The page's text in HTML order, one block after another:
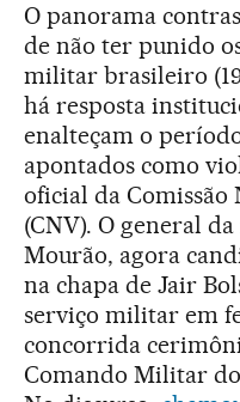
O panorama
de não ter punido
militar brasileiro
há resposta
enalteçam o
apontados como
oficial da Comissão
(CNV). O general
Mourão, agora
na chapa de Jair
serviço militar em
concorrida
Comando Militar